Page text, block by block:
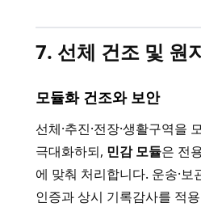
7. 선체 건조 및 원
모듈화 건조와 보안
선체·추진·전장·생활구역을
극대화하되, 민감 모듈은 전
에 맞춰 처리합니다. 운송·보
인증과 상시 기록감사를 적